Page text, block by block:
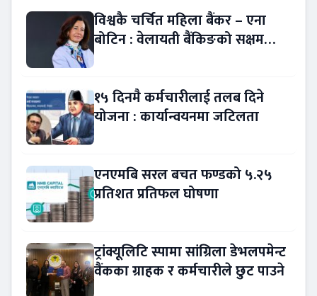
विश्वकै चर्चित महिला बैंकर – एना
बोटिन : वेलायती बैंकिङको सक्षम
१५ दिनमै कर्मचारीलाई तलब दिने
योजना : कार्यान्वयनमा जटिलता
एनएमबि सरल बचत फण्डको ५.२५
प्रतिशत प्रतिफल घोषणा
ट्रांक्यूलिटि स्पामा सांग्रिला डेभलपमेन्ट
वैंकका ग्राहक र कर्मचारीले छुट पाउने